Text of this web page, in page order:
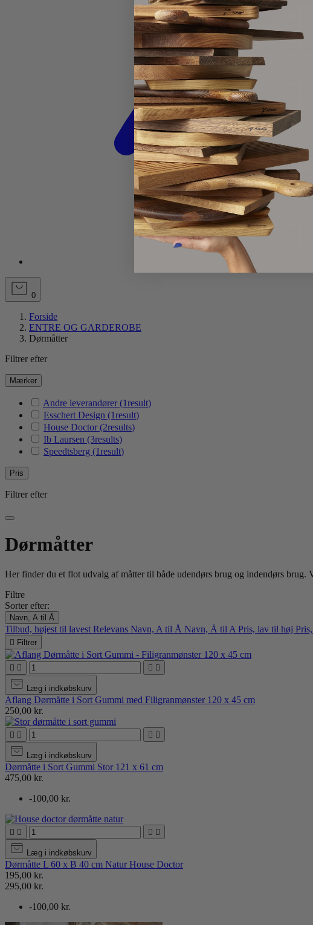
0
Forside
ENTRE OG GARDEROBE
Dørmåtter
Filtrer efter
Mærker
Andre leverandører (1result)
Esschert Design (1result)
House Doctor (2results)
Ib Laursen (3results)
Speedtsberg (1result)
Pris
Filtrer efter
Dørmåtter
Her finder du et flot udvalg af måtter til både udendørs brug og indendørs
Filtre
Sorter efter:
Navn, A til Å
Tilbud, højest til lavest Relevans Navn, A til Å Navn, Å til A Pris, lav til høj
 Filtrer
   
Læg i indkøbskurv
Aflang Dørmåtte i Sort Gummi med Filigranmønster 120 x 45 cm
250,00 kr.
   
Læg i indkøbskurv
Dørmåtte i Sort Gummi Stor 121 x 61 cm
475,00 kr.
-100,00 kr.
   
Læg i indkøbskurv
Dørmåtte L 60 x B 40 cm Natur House Doctor
195,00 kr.
295,00 kr.
-100,00 kr.